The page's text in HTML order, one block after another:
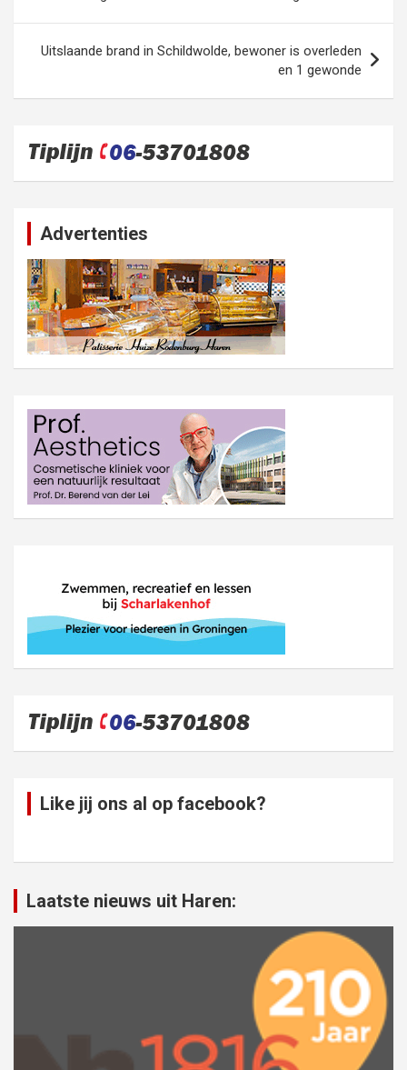
Uitslaande brand in Schildwolde, bewoner is overleden
en 1 gewonde
Advertenties
Like jij ons al op facebook?
Laatste nieuws uit Haren: